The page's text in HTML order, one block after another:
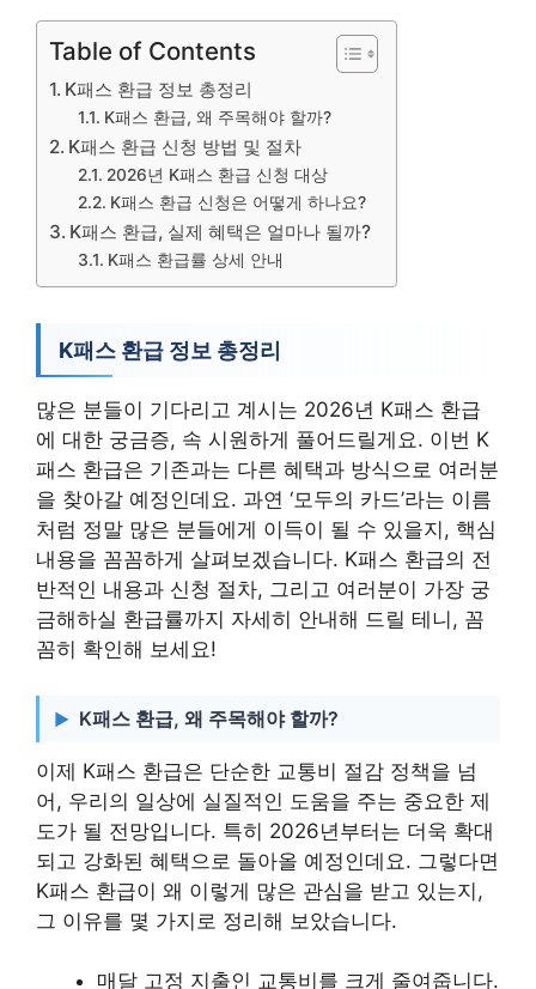
Table of Contents
K패스 환급 정보 총정리
K패스 환급, 왜 주목해야 할까?
K패스 환급 신청 방법 및 절차
2026년 K패스 환급 신청 대상
K패스 환급 신청은 어떻게 하나요?
K패스 환급, 실제 혜택은 얼마나 될까?
K패스 환급률 상세 안내
K패스 환급 정보 총정리
많은 분들이 기다리고 계시는 2026년 K패스 환급
에 대한 궁금증, 속 시원하게 풀어드릴게요. 이번 K
패스 환급은 기존과는 다른 혜택과 방식으로 여러분
을 찾아갈 예정인데요. 과연 ‘모두의 카드’라는 이름
처럼 정말 많은 분들에게 이득이 될 수 있을지, 핵심
내용을 꼼꼼하게 살펴보겠습니다. K패스 환급의 전
반적인 내용과 신청 절차, 그리고 여러분이 가장 궁
금해하실 환급률까지 자세히 안내해 드릴 테니, 꼼
꼼히 확인해 보세요!
K패스 환급, 왜 주목해야 할까?
이제 K패스 환급은 단순한 교통비 절감 정책을 넘
어, 우리의 일상에 실질적인 도움을 주는 중요한 제
도가 될 전망입니다. 특히 2026년부터는 더욱 확대
되고 강화된 혜택으로 돌아올 예정인데요. 그렇다면
K패스 환급이 왜 이렇게 많은 관심을 받고 있는지,
그 이유를 몇 가지로 정리해 보았습니다.
매달 고정 지출인 교통비를 크게 줄여줍니다.